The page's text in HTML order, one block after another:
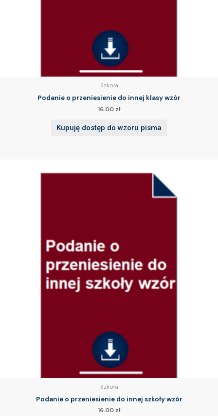
Szkoła
Podanie o przeniesienie do innej klasy wzór
16.00 zł
Kupuję dostęp do wzoru pisma
Szkoła
Podanie o przeniesienie do innej szkoły wzór
16.00 zł